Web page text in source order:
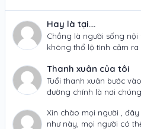
Hay là tại....
Chồng là người sống
không thổ lộ tình cảm
Thanh xuân của tôi
Tuổi thanh xuân bước
đường chính là nơi
Xin chào mọi người ,
như này, mọi người có